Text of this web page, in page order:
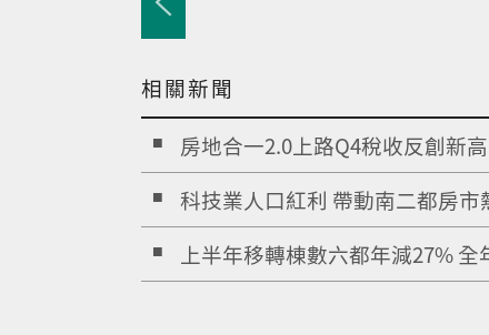
相關新聞
房地合一2.0上路Q4稅收反創新
科技業人口紅利 帶動南二都房市
上半年移轉棟數六都年減27% 全